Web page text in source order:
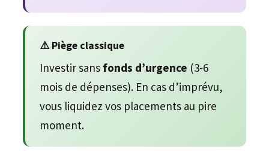
⚠️ Piège classique
Investir sans fonds d’urgence (3-6
mois de dépenses). En cas d’imprévu,
vous liquidez vos placements au pire
moment.